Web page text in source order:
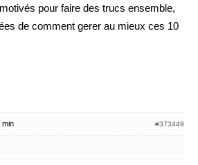
pour faire des trucs ensemble,
de comment gerer au mieux ces 10
min #373449